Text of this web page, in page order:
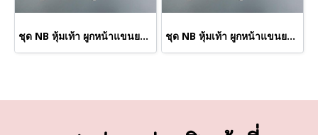
ชุด NB หุ้มเท้า ผูกหน้าแขนยาว S (ขายส่งเริ่มต้น 100 ชุด) ชุด NB หุ้มเท้า ผูกหน้าแขนยาว M (ขายส่งเริ่มต้น 100 ชุด )